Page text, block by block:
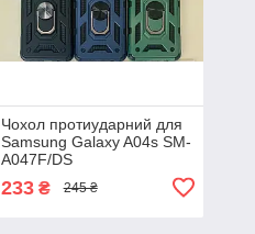
Чохол протиударний для
Samsung Galaxy A04s SM-
A047F/DS
233₴ 245 ₴